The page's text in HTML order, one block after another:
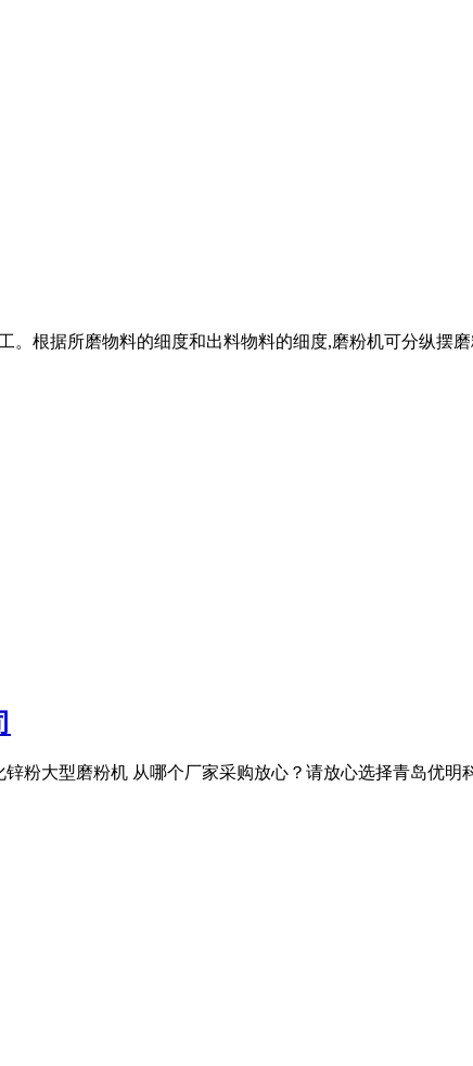
根据所磨物料的细度和出料物料的细度,磨粉机可分纵摆
粉大型磨粉机 从哪个厂家采购放心？请放心选择青岛优明